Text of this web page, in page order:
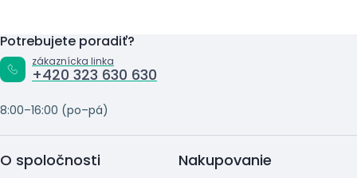
Potrebujete poradiť?
zákaznícka linka
+420 323 630 630
8:00–16:00 (po–pá)
O spoločnosti Nakupovanie